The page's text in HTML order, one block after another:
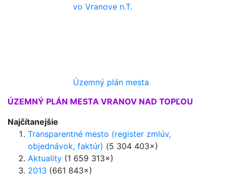
vo Vranove n.T.
Územný plán mesta
ÚZEMNÝ PLÁN MESTA VRANOV NAD TOPĽOU
Najčítanejšie
Transparentné mesto (register zmlúv,
objednávok, faktúr) (5 304 403×)
Aktuality (1 659 313×)
2013 (661 843×)